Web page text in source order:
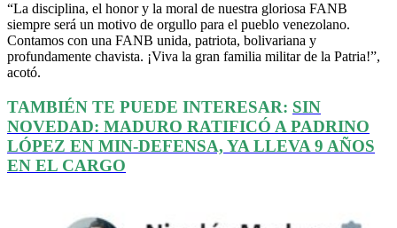
“La disciplina, el honor y la moral de nuestra gloriosa FANB
siempre será un motivo de orgullo para el pueblo venezolano.
Contamos con una FANB unida, patriota, bolivariana y
profundamente chavista. ¡Viva la gran familia militar de la Patria!”,
acotó.
TAMBIÉN TE PUEDE INTERESAR: SIN
NOVEDAD: MADURO RATIFICÓ A PADRINO
LÓPEZ EN MIN-DEFENSA, YA LLEVA 9 AÑOS
EN EL CARGO